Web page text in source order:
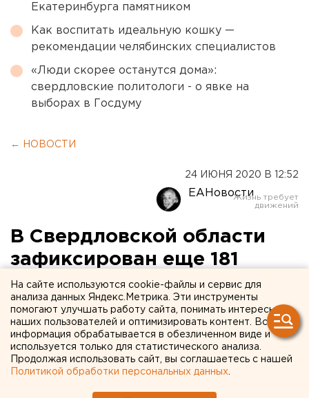
Екатеринбурга памятником
Как воспитать идеальную кошку —
рекомендации челябинских специалистов
«Люди скорее останутся дома»:
свердловские политологи - о явке на
выборах в Госдуму
← НОВОСТИ
24 ИЮНЯ 2020 В 12:52
ЕАНовости
В Свердловской области
зафиксирован еще 181
случай коронавируса
На сайте используются cookie-файлы и сервис для
анализа данных Яндекс.Метрика. Эти инструменты
помогают улучшать работу сайта, понимать интересы
наших пользователей и оптимизировать контент. Вся
информация обрабатывается в обезличенном виде и
используется только для статистического анализа.
Продолжая использовать сайт, вы соглашаетесь с нашей
Политикой обработки персональных данных